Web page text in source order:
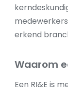
erkend
Waarom
Een RI&E is